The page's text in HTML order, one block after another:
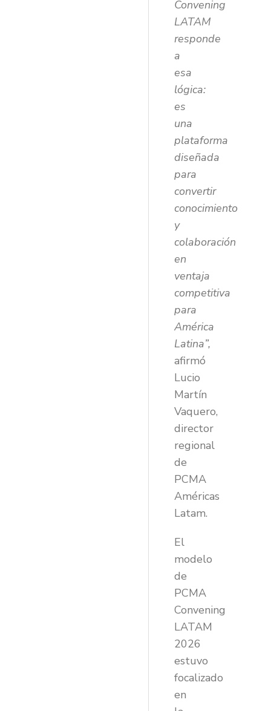
Convening
LATAM
responde
a
esa
lógica:
es
una
plataforma
diseñada
para
convertir
conocimiento
y
colaboración
en
ventaja
competitiva
para
América
Latina”,
afirmó
Lucio
Martín
Vaquero,
director
regional
de
PCMA
Américas
Latam.
El
modelo
de
PCMA
Convening
LATAM
2026
estuvo
focalizado
en